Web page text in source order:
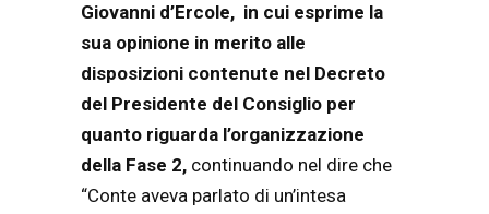
Giovanni d’Ercole, in cui esprime la
sua opinione in merito alle
disposizioni contenute nel Decreto
del Presidente del Consiglio per
quanto riguarda l’organizzazione
della Fase 2, continuando nel dire che
“Conte aveva parlato di un’intesa